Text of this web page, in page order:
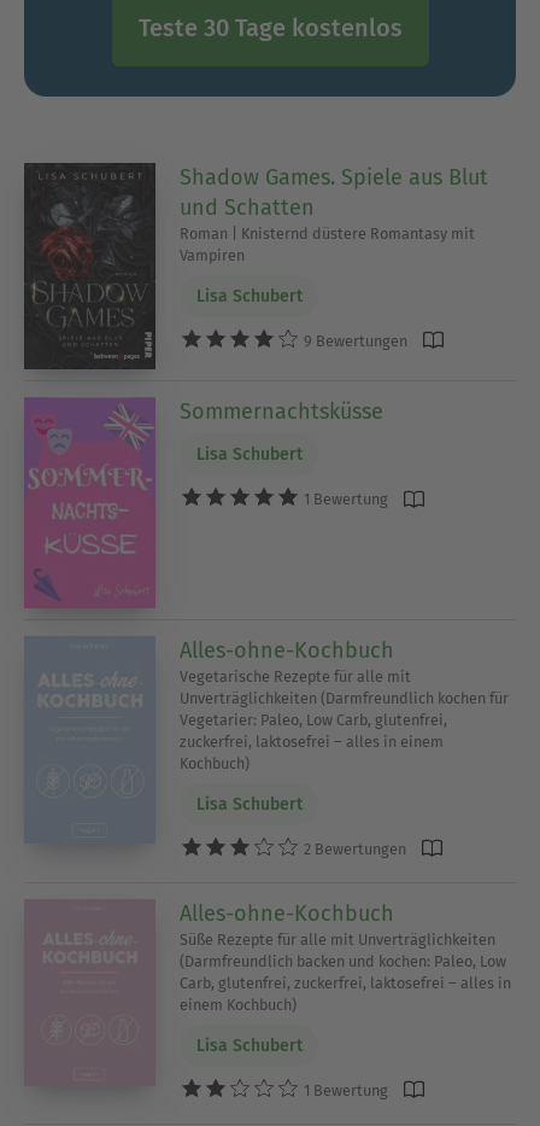
Einschränkungen gesund, lecker und
abwechslungsreich ernähren zu können.
Teste 30 Tage kostenlos
Shadow Games. Spiele aus Blut
und Schatten
Roman | Knisternd düstere Romantasy mit
Vampiren
Lisa Schubert
9 Bewertungen
Sommernachtsküsse
Lisa Schubert
1 Bewertung
Alles-ohne-Kochbuch
Vegetarische Rezepte für alle mit
Unverträglichkeiten (Darmfreundlich kochen für
Vegetarier: Paleo, Low Carb, glutenfrei,
zuckerfrei, laktosefrei – alles in einem
Kochbuch)
Lisa Schubert
2 Bewertungen
Alles-ohne-Kochbuch
Süße Rezepte für alle mit Unverträglichkeiten
(Darmfreundlich backen und kochen: Paleo, Low
Carb, glutenfrei, zuckerfrei, laktosefrei – alles in
einem Kochbuch)
Lisa Schubert
1 Bewertung